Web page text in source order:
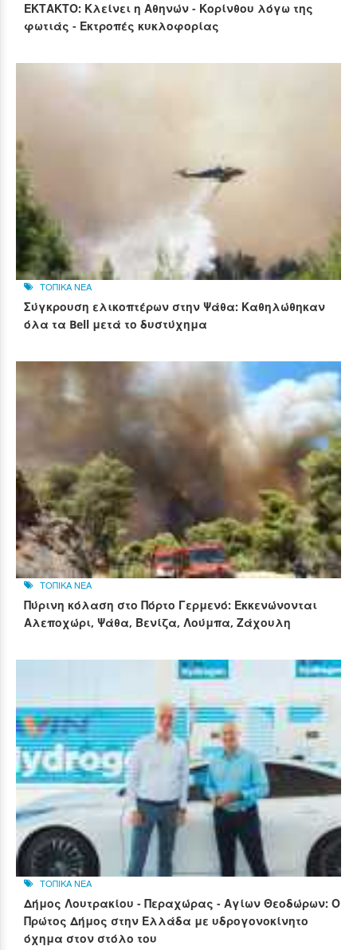
ΕΚΤΑΚΤΟ: Κλείνει η Αθηνών - Κορίνθου λόγω της
φωτιάς - Εκτροπές κυκλοφορίας
ΤΟΠΙΚΑ ΝΕΑ
Σύγκρουση ελικοπτέρων στην Ψάθα: Καθηλώθηκαν
όλα τα Bell μετά το δυστύχημα
ΤΟΠΙΚΑ ΝΕΑ
Πύρινη κόλαση στο Πόρτο Γερμενό: Εκκενώνονται
Αλεποχώρι, Ψάθα, Βενίζα, Λούμπα, Ζάχουλη
ΤΟΠΙΚΑ ΝΕΑ
Δήμος Λουτρακίου - Περαχώρας - Αγίων Θεοδώρων: Ο
Πρώτος Δήμος στην Ελλάδα με υδρογονοκίνητο
όχημα στον στόλο του